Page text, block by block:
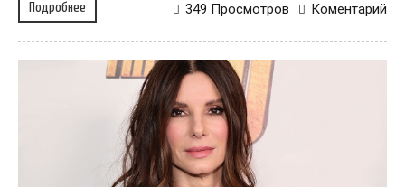
Подробнее Коментарий
349 Просмотров